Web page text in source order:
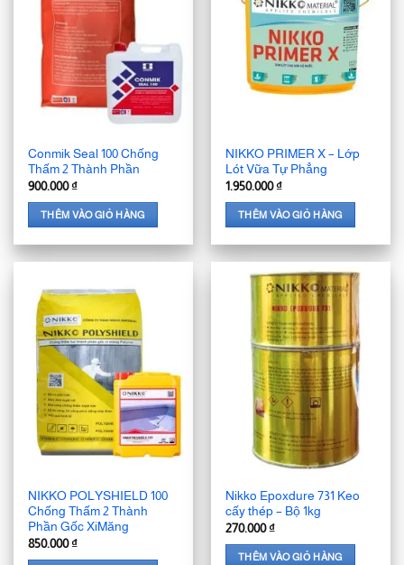
Conmik Seal 100 Chống
Thấm 2 Thành Phần
900.000₫
THÊM VÀO GIỎ HÀNG
NIKKO PRIMER X – Lớp
Lót Vữa Tự Phẳng
1.950.000₫
THÊM VÀO GIỎ HÀNG
NIKKO POLYSHIELD 100
Chống Thấm 2 Thành
Phần Gốc XiMăng
850.000₫
Nikko Epoxdure 731 Keo
cấy thép – Bộ 1kg
270.000₫
THÊM VÀO GIỎ HÀNG